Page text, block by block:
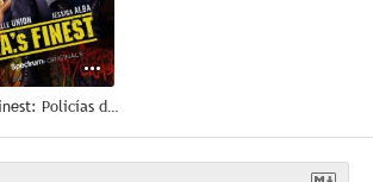
L.A.'s Finest: Policías de Los Ángeles